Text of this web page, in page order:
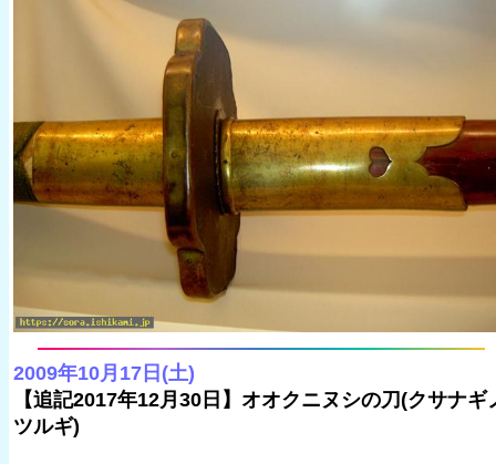
2009年10月17日(土)
【追記2017年12月30日】オオクニヌシの刀(クサナギ
ツルギ)